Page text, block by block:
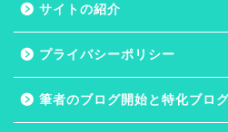
サイトの紹介
プライバシーポリシー
筆者のブログ開始と特化ブロ